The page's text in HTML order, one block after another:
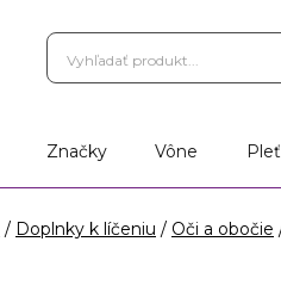
Značky Vône Pleť
Doplnky k líčeniu Oči a obočie